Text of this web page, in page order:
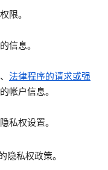
限。
信息。
法律程序的请求或强
帐户信息。
私权设置。
隐私权政策。